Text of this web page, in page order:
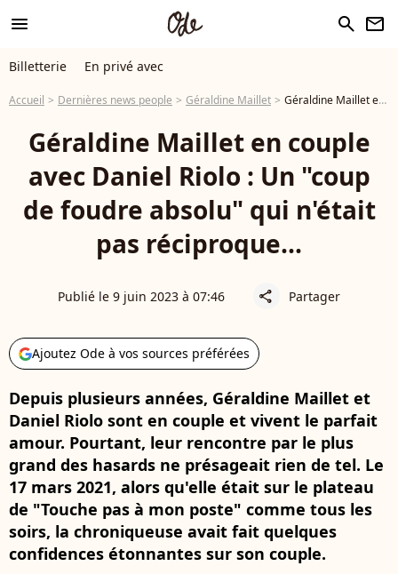
menu search newsletter
Billetterie En privé avec
Accueil Dernières news people Géraldine Maillet Géraldine Maillet en couple avec Daniel Riolo : Un "coup de foudre absolu" qui n'était pas réciproque...
Géraldine Maillet en couple
avec Daniel Riolo : Un "coup
de foudre absolu" qui n'était
pas réciproque...
Publié le 9 juin 2023 à 07:46 share Partager
Ajoutez Ode à vos sources préférées
Depuis plusieurs années, Géraldine Maillet et
Daniel Riolo sont en couple et vivent le parfait
amour. Pourtant, leur rencontre par le plus
grand des hasards ne présageait rien de tel. Le
17 mars 2021, alors qu'elle était sur le plateau
de "Touche pas à mon poste" comme tous les
soirs, la chroniqueuse avait fait quelques
confidences étonnantes sur son couple.